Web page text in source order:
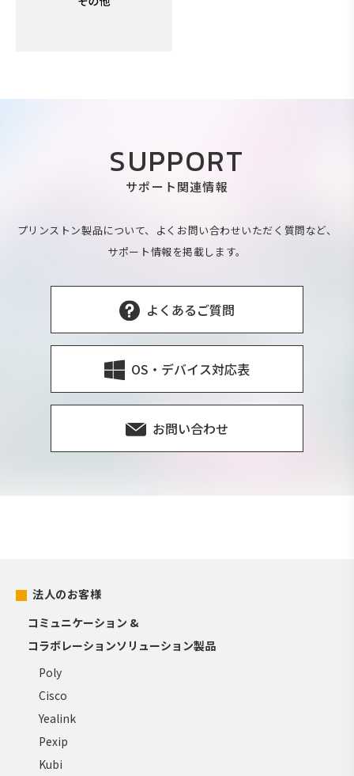
SUPPORT
サポート関連情報
プリンストン製品について、よくお問い合わせいただく質問など、
サポート情報を掲載します。
よくあるご質問
OS・デバイス対応表
お問い合わせ
法人のお客様
コミュニケーション &
コラボレーションソリューション製品
Poly
Cisco
Yealink
Pexip
Kubi